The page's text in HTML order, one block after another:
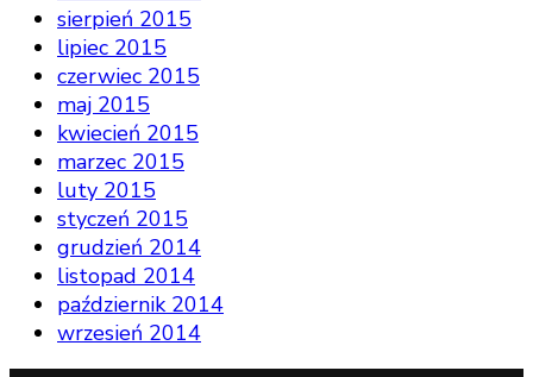
sierpień 2015
lipiec 2015
czerwiec 2015
maj 2015
kwiecień 2015
marzec 2015
luty 2015
styczeń 2015
grudzień 2014
listopad 2014
październik 2014
wrzesień 2014